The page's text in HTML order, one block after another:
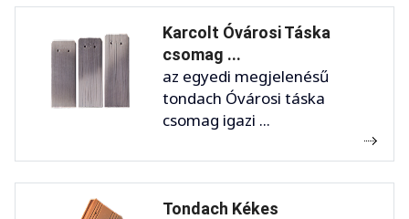
Karcolt Óvárosi Táska
csomag ...
az egyedi megjelenésű
tondach Óvárosi táska
csomag igazi ...
Tondach Kékes